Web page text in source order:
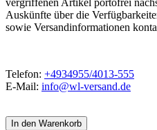
vergriffenen Artikel portofrei
Auskünfte über die
sowie Versandinformationen
Telefon: +4934955/4013-555
E-Mail: info@wl-versand.de